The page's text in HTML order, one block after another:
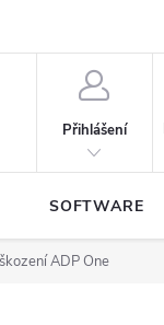
Přihlášení
SOFTWARE
ADP One